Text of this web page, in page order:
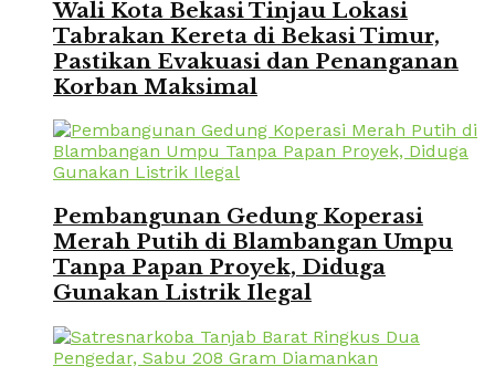
Wali Kota Bekasi Tinjau Lokasi
Tabrakan Kereta di Bekasi Timur,
Pastikan Evakuasi dan Penanganan
Korban Maksimal
Pembangunan Gedung Koperasi
Merah Putih di Blambangan Umpu
Tanpa Papan Proyek, Diduga
Gunakan Listrik Ilegal